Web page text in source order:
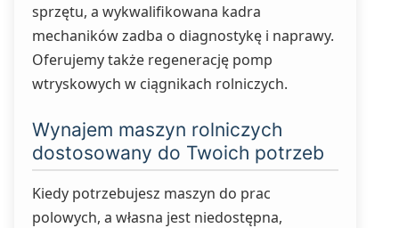
sprzętu, a wykwalifikowana kadra
mechaników zadba o diagnostykę i naprawy.
Oferujemy także regenerację pomp
wtryskowych w ciągnikach rolniczych.
Wynajem maszyn rolniczych
dostosowany do Twoich potrzeb
Kiedy potrzebujesz maszyn do prac
polowych, a własna jest niedostępna,